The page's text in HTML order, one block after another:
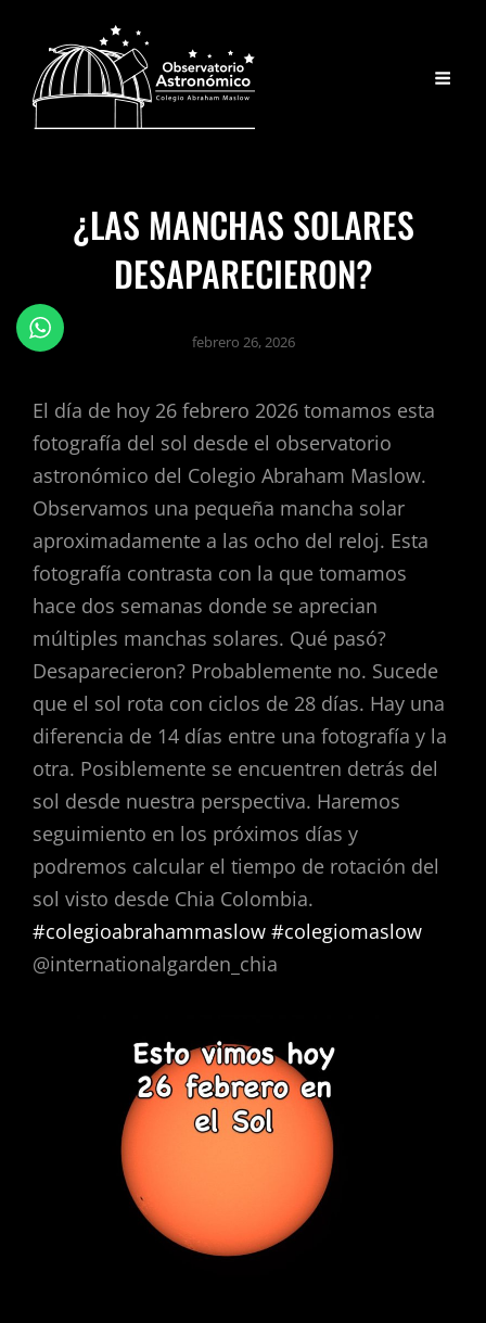
¿LAS MANCHAS SOLARES
DESAPARECIERON?
febrero 26, 2026
El día de hoy 26 febrero 2026 tomamos esta
fotografía del sol desde el observatorio
astronómico del Colegio Abraham Maslow.
Observamos una pequeña mancha solar
aproximadamente a las ocho del reloj. Esta
fotografía contrasta con la que tomamos
hace dos semanas donde se aprecian
múltiples manchas solares. Qué pasó?
Desaparecieron? Probablemente no. Sucede
que el sol rota con ciclos de 28 días. Hay una
diferencia de 14 días entre una fotografía y la
otra. Posiblemente se encuentren detrás del
sol desde nuestra perspectiva. Haremos
seguimiento en los próximos días y
podremos calcular el tiempo de rotación del
sol visto desde Chia Colombia.
#colegioabrahammaslow #colegiomaslow
@internationalgarden_chia